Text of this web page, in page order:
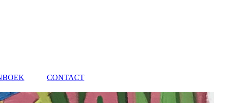
CONTACT